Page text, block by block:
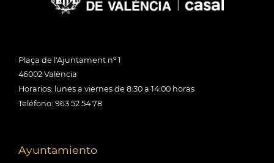
Plaça de l'Ajuntament nº 1
46002 València
Horarios: lunes a viernes de 8:30 a 14:00 horas
Teléfono: 963 52 54 78
Ayuntamiento